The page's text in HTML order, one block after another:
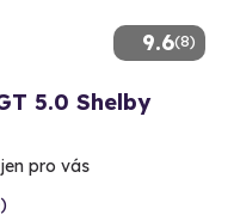
9.6(8)
5.0 Shelby
pro vás